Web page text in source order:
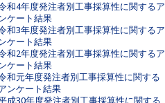
和4年度発注者別工事採算性に関するア
ケート結果
和3年度発注者別工事採算性に関するア
ケート結果
和2年度発注者別工事採算性に関するア
ケート結果
和元年度発注者別工事採算性に関する
ンケート結果
成30年度発注者別工事採算性に関する